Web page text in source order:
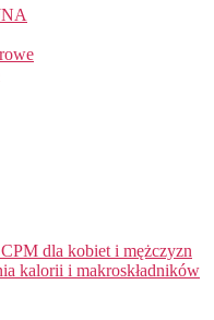
dla kobiet i mężczyzn
kalorii i makroskładników